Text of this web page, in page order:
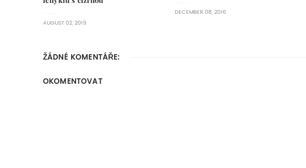
AUGUST 02, 2019
DECEMBER 08, 2016
ŽÁDNÉ KOMENTÁŘE:
OKOMENTOVAT